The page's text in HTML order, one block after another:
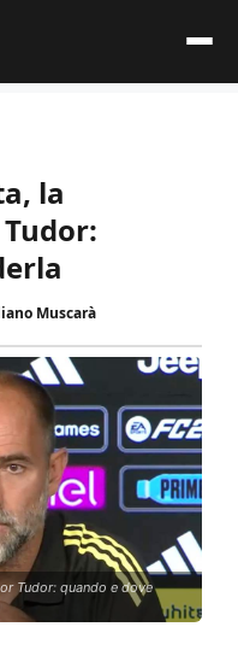
la
Muscarà
Tudor: quando e dove